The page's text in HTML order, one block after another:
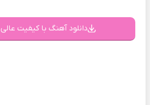
دانلود آهنگ با کیفیت عالی 320